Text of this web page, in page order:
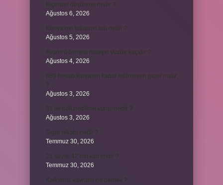
Ağustos 6, 2026
Ağustos 5, 2026
Ağustos 4, 2026
Ağustos 3, 2026
Ağustos 3, 2026
Temmuz 30, 2026
Temmuz 30, 2026